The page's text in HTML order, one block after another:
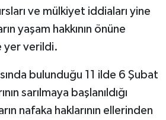
ve mülkiyet iddiaları yine
yaşam hakkının önüne
yer verildi.
bulunduğu 11 ilde 6 Şubat
sarılmaya başlanıldığı
nafaka haklarının ellerinden